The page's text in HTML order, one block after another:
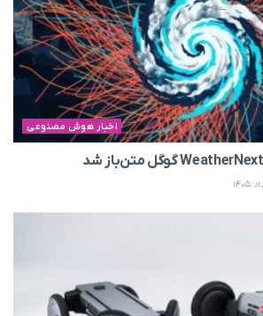
اخبار هوش مصنوعی